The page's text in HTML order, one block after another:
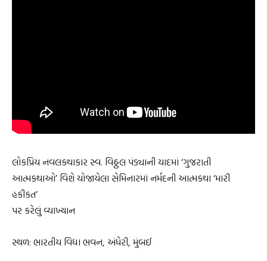
લોકપ્રિય નવલકથાકાર સ્વ. વિઠ્ઠલ પંડ્યાની યાદમાં ‘ગુજરાતી
આત્મકથાઓ’ વિશે યોજાયેલા સેમિનારમાં નર્મદની આત્મકથા ‘મારી
હકીકત’
પર કરેલું વ્યાખ્યાન
સ્થળ: ભારતીય વિદ્યા ભવન, અંધેરી, મુંબઈ